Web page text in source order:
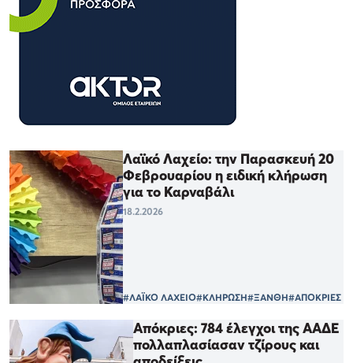
Λαϊκό Λαχείο: την Παρασκευή 20
Φεβρουαρίου η ειδική κλήρωση
για το Καρναβάλι
18.2.2026
#ΛΑΪΚΟ ΛΑΧΕΙΟ#ΚΛΗΡΩΣΗ#ΞΑΝΘΗ#ΑΠΟΚΡΙΕΣ
Απόκριες: 784 έλεγχοι της ΑΑΔΕ
πολλαπλασίασαν τζίρους και